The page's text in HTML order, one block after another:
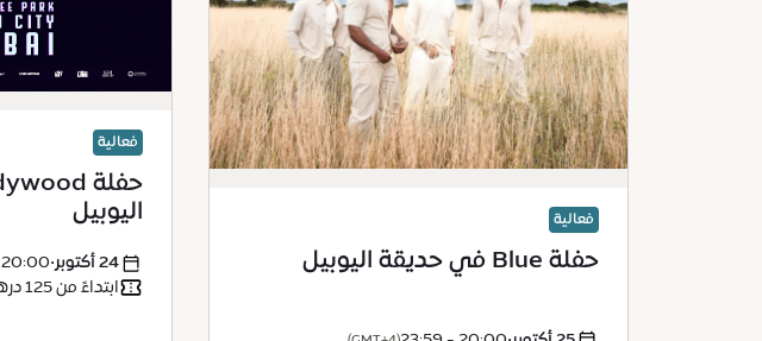
فعالية
حفلة Blue في حديقة اليوبيل
فعالية
اليوبيل
24 أكتوبر •
20:00 - 23:59
ابتداءً من 125 درهماً